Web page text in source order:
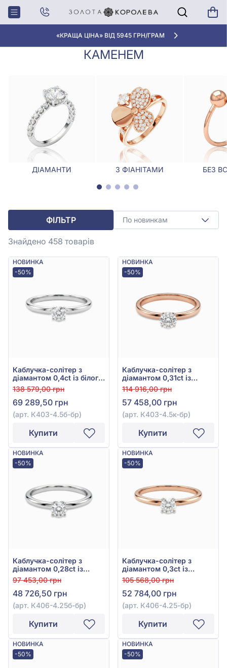
«КРАЩА ЦІНА» ВІД 5945 ГРН/ГРАМ
Головна Каблучки Золота каблучка з одним каменем
ЗОЛОТА КАБЛУЧКА З ОДНИМ
КАМЕНЕМ
ДІАМАНТИ З ФІАНІТАМИ БЕЗ
ФІЛЬТР По новинкам
Знайдено 458 товарів
НОВИНКА
-50%
Каблучка-солітер з
діамантом 0,4ct із білого
золота 585°, арт. К403-
4.5б-бр
138 579,00 грн
69 289,50 грн
(арт. К403-4.5б-бр)
Купити
НОВИНКА
-50%
Каблучка-солітер з
діамантом 0,31ct із
червоного золота 585°,
арт. К403-4.5к-бр
114 916,00 грн
57 458,00 грн
(арт. К403-4.5к-бр)
Купити
НОВИНКА
-50%
Каблучка-солітер з
діамантом 0,28ct із
білого золота 585°, арт.
К406-4.25б-бр
97 453,00 грн
48 726,50 грн
(арт. К406-4.25б-бр)
Купити
НОВИНКА
-50%
Каблучка-солітер з
діамантом 0,3ct із
червоного золота 585°,
арт. К406-4.25-бр
105 568,00 грн
52 784,00 грн
(арт. К406-4.25-бр)
Купити
НОВИНКА
-50%
НОВИНКА
-50%